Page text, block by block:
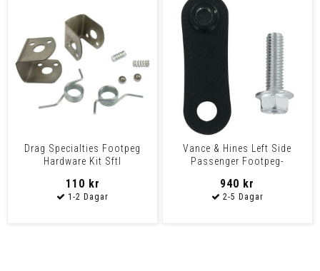
Drag Specialties Footpeg
Hardware Kit Sftl
110 kr
Vance & Hines Left Side
Passenger Footpeg-
940 kr